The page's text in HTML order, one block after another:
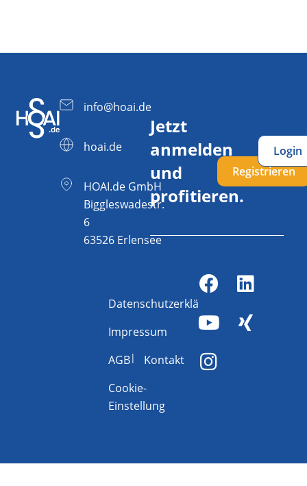
info@hoai.de
hoai.de
HOAI.de GmbH
Biggleswadestr.
6
63526 Erlensee
Jetzt
anmelden
und
profitieren.
Registrieren
Login
Datenschutzerklärung
Impressum
AGB
Kontakt
Cookie-
Einstellung